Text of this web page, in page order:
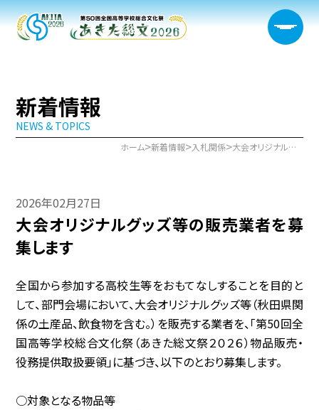
大会概要
生徒実行委員会
宿泊サポート
協賛企業
ホーム>新着情報>入札関係> 大会オリジナルグッズ等の販売業者を募集します
新着情報
NEWS & TOPICS
2026年02月27日
大会オリジナルグッズ等の販売業者を募
集します
全国から参加する高校生等をおもてなしすることを目的と
して、部門会場において、大会オリジナルグッズ等（秋田県関
係の土産品、飲食物を含む。）を販売する業者を、「第50回全
国高等学校総合文化祭（あきた総文祭２０２６）物品販売・
役務提供取扱要領」に基づき、以下のとおり募集します。
○対象となる物品等